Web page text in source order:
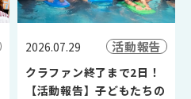
2026.07.29 活動報告
クラファン終了まで2日！
【活動報告】子どもたちの